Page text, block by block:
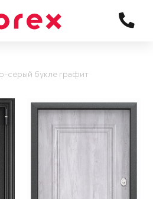
серый букле графит